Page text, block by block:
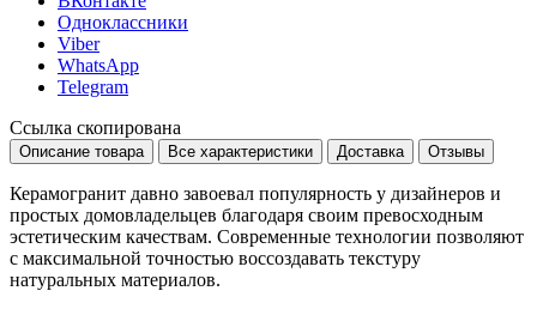
Одноклассники
Viber
WhatsApp
Telegram
Ссылка скопирована
Описание товара Все характеристики Доставка Отзывы
Керамогранит давно завоевал популярность у дизайнеров и
простых домовладельцев благодаря своим превосходным
эстетическим качествам. Современные технологии позволяют
с максимальной точностью воссоздавать текстуру
натуральных материалов.